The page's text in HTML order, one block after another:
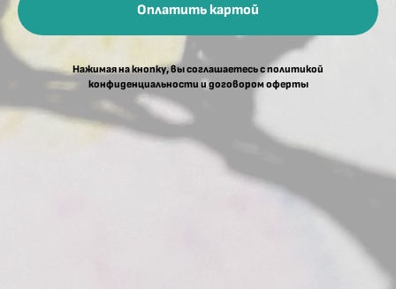
Оплатить картой
Нажимая на кнопку, вы соглашаетесь c политикой
конфиденциальности и договором оферты